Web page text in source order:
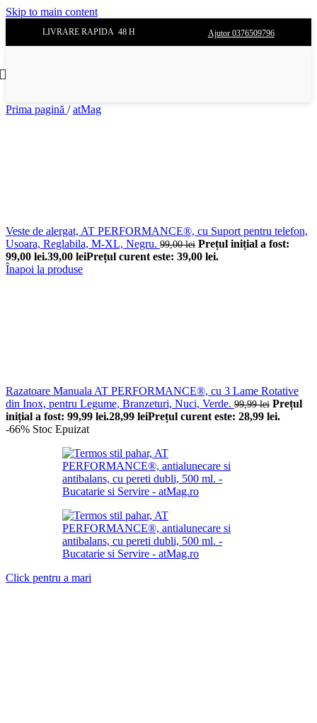
Skip to main content
LIVRARE RAPIDA 48 H Ajutor 0376509796
Prima pagină / atMag
Veste de alergat, AT PERFORMANCE®, cu Suport pentru telefon,
Usoara, Reglabila, M-XL, Negru. 99,00lei Prețul inițial a fost:
99,00 lei.39,00 leiPrețul curent este: 39,00 lei.
Înapoi la produse
Razatoare Manuala AT PERFORMANCE®, cu 3 Lame Rotative
din Inox, pentru Legume, Branzeturi, Nuci, Verde. 99,99lei Prețul
inițial a fost: 99,99 lei.28,99 leiPrețul curent este: 28,99 lei.
-66% Stoc Epuizat
Click pentru a mari